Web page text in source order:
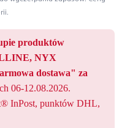
produktów
NYX
dostawa" za
06-12.08.2026.
InPost, punktów DHL,